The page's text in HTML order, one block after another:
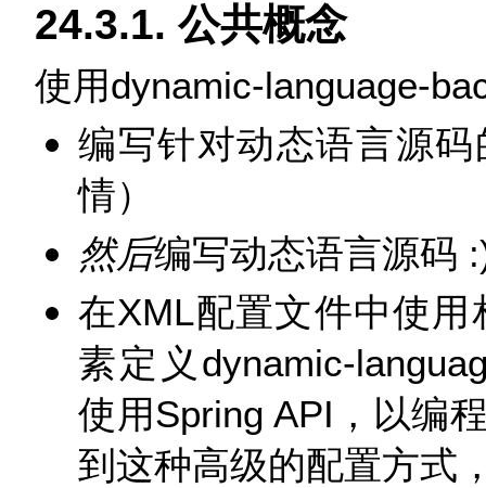
24.3.1. 公共概念
使用dynamic-language-
编写针对动态语言源
情）
然后编写动态语言源码
在XML配置文件中使用
素定义dynamic-
使用Spring API，以编
到这种高级的配置方式